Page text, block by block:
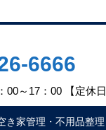
6666
00～17：00 【定休
き家管理・不用品整